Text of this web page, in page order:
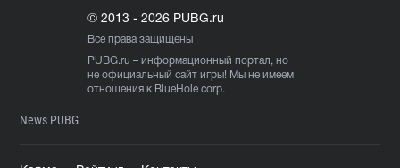
© 2013 - 2026 PUBG.ru
Все права защищены
PUBG.ru – информационный портал, но
не официальный сайт игры! Мы не имеем
отношения к BlueHole corp.
News PUBG